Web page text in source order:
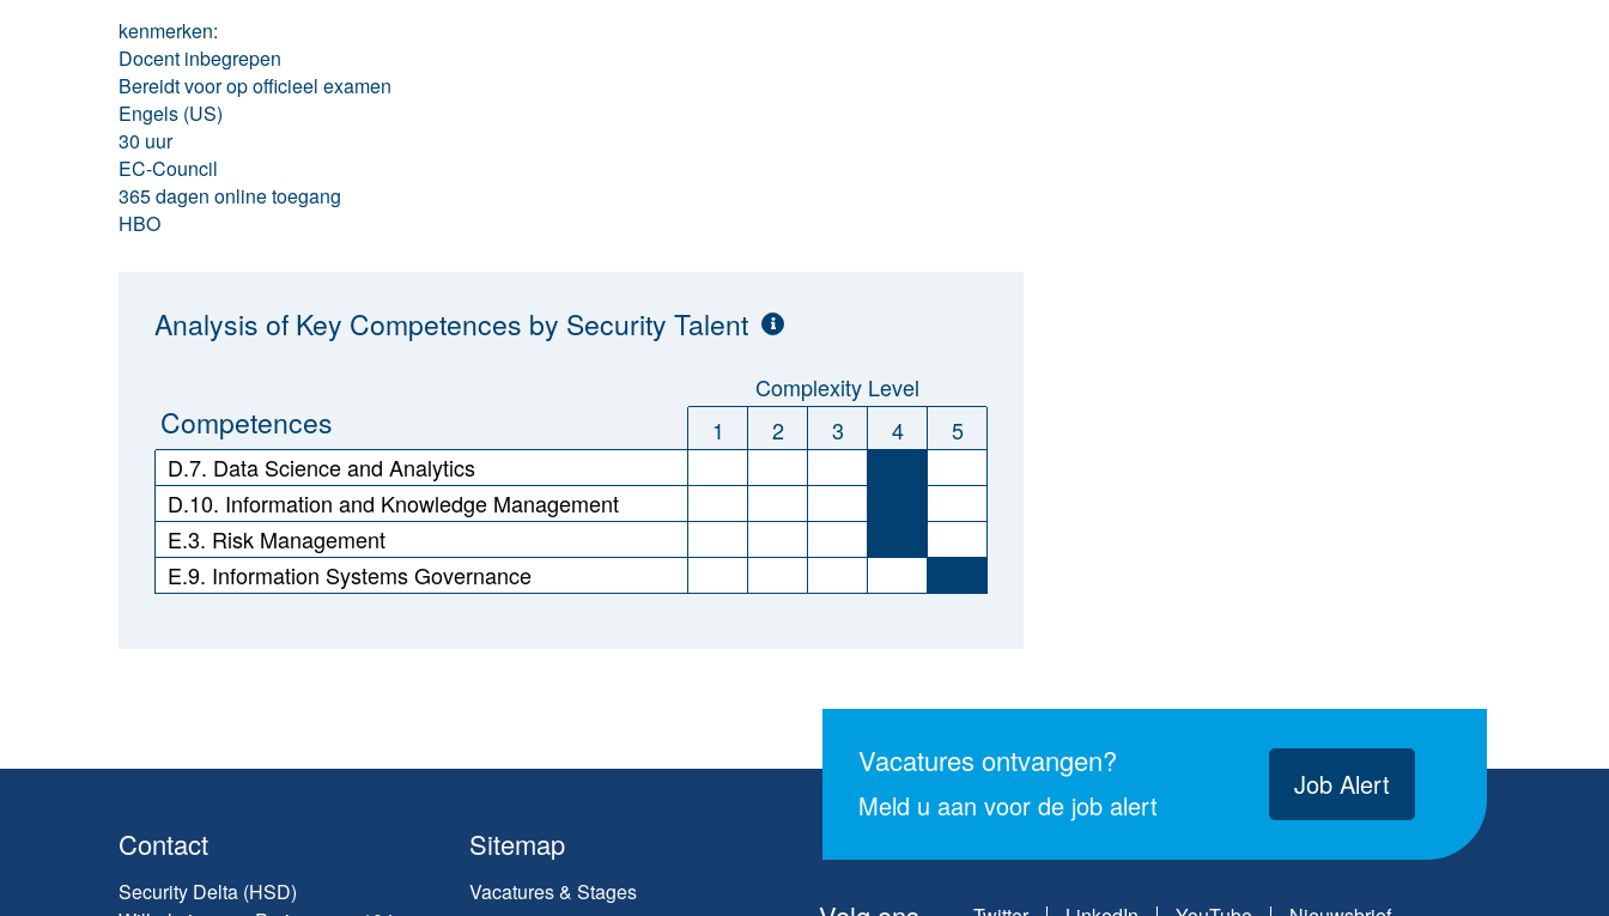
kenmerken:
Docent inbegrepen
Bereidt voor op officieel examen
Engels (US)
30 uur
EC-Council
365 dagen online toegang
HBO
Analysis of Key Competences by Security Talent
Complexity Level
Competences 1 2 3 4
5
D.7. Data Science and Analytics
D.10. Information and Knowledge Management
E.3. Risk Management
E.9. Information Systems Governance
Vacatures ontvangen?
Meld u aan voor de job alert
Job Alert
Contact
Security Delta (HSD)
Sitemap
Vacatures & Stages